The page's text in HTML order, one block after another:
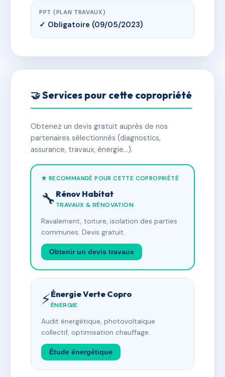
PPT (PLAN TRAVAUX)
✓ Obligatoire (09/05/2023)
🤝 Services pour cette copropriété
Obtenez un devis gratuit auprès de nos
partenaires sélectionnés (diagnostics,
assurance, travaux, énergie…).
★ RECOMMANDÉ POUR CETTE COPROPRIÉTÉ
🔧 Rénov Habitat
TRAVAUX & RÉNOVATION
Ravalement, toiture, isolation des parties
communes. Devis gratuit.
Obtenir un devis travaux
⚡Énergie Verte Copro
ÉNERGIE
Audit énergétique, photovoltaïque
collectif, optimisation chauffage.
Étude énergétique